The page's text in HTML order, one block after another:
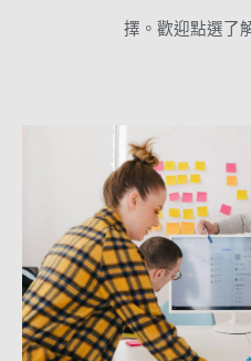
擇。 歡迎點選了